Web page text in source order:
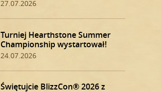
27.07.2026
Turniej Hearthstone Summer
Championship wystartował!
24.07.2026
Świętujcie BlizzCon® 2026 z